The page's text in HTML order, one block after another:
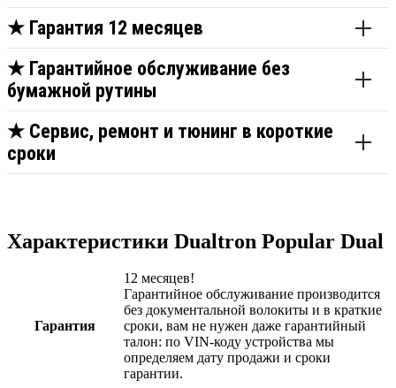
★ Гарантия 12 месяцев
★ Гарантийное обслуживание без
бумажной рутины
★ Сервис, ремонт и тюнинг в короткие
сроки
Характеристики Dualtron Popular Dual
Гарантия
12 месяцев!
Гарантийное обслуживание производится
без документальной волокиты и в краткие
сроки, вам не нужен даже гарантийный
талон: по VIN-коду устройства мы
определяем дату продажи и сроки
гарантии.